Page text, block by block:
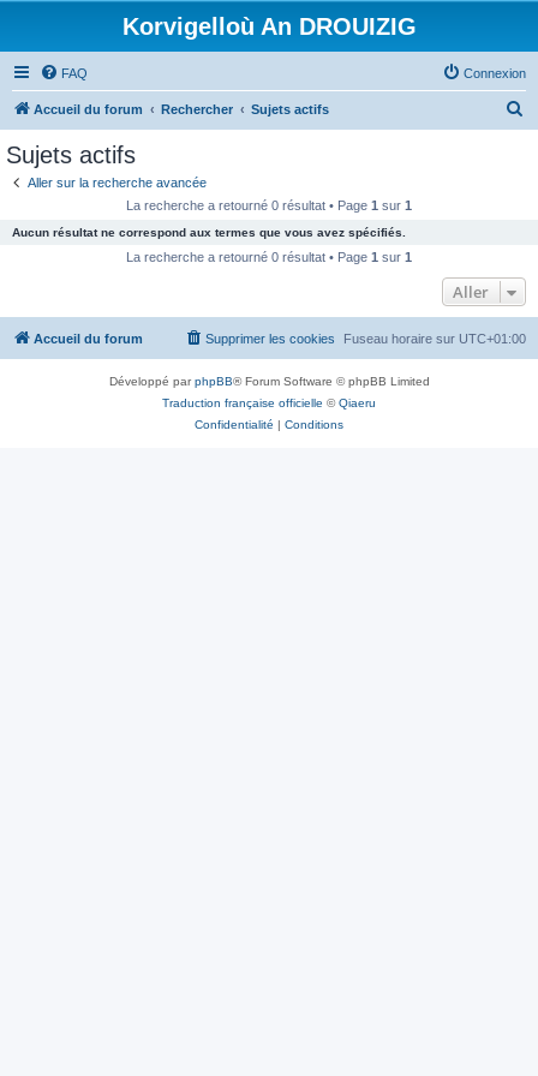
Korvigelloù An DROUIZIG
FAQ Connexion
Accueil du forum Rechercher Sujets actifs
c
e
Sujets actifs
Aller sur la recherche avancée
La recherche a retourné 0 résultat • Page 1 sur 1
Aucun résultat ne correspond aux termes que vous avez spécifiés.
La recherche a retourné 0 résultat • Page 1 sur 1
Aller
Accueil du forum Fuseau horaire sur UTC+01:00
Supprimer les cookies
Développé parphpBB® Forum Software © phpBB Limited
Traduction française officielle ©Qiaeru
Confidentialité | Conditions